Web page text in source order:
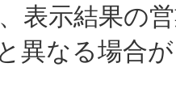
表示結果の
なる場合が